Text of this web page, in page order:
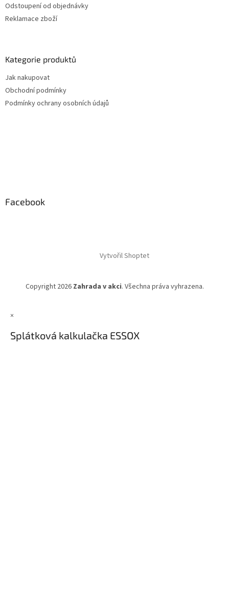
Odstoupení od objednávky
Reklamace zboží
Kategorie produktů
Jak nakupovat
Obchodní podmínky
Podmínky ochrany osobních údajů
Facebook
Vytvořil Shoptet
Copyright 2026 Zahrada v akci. Všechna práva vyhrazena.
×
Splátková kalkulačka ESSOX